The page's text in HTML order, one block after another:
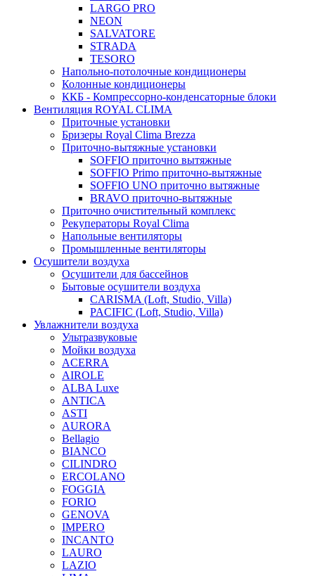
LARGO PRO
NEON
SALVATORE
STRADA
TESORO
Напольно-потолочные кондиционеры
Колонные кондиционеры
ККБ - Компрессорно-конденсаторные блоки
Вентиляция ROYAL CLIMA
Приточные установки
Бризеры Royal Clima Brezza
Приточно-вытяжные установки
SOFFIO приточно вытяжные
SOFFIO Primo приточно-вытяжные
SOFFIO UNO приточно вытяжные
BRAVO приточно-вытяжные
Приточно очистительный комплекс
Рекуператоры Royal Clima
Напольные вентиляторы
Промышленные вентиляторы
Осушители воздуха
Осушители для бассейнов
Бытовые осушители воздуха
CARISMA (Loft, Studio, Villa)
PACIFIC (Loft, Studio, Villa)
Увлажнители воздуха
Ультразвуковые
Мойки воздуха
ACERRA
AIROLE
ALBA Luxe
ANTICA
ASTI
AURORA
Bellagio
BIANCO
CILINDRO
ERCOLANO
FOGGIA
FORIO
GENOVA
IMPERO
INCANTO
LAURO
LAZIO